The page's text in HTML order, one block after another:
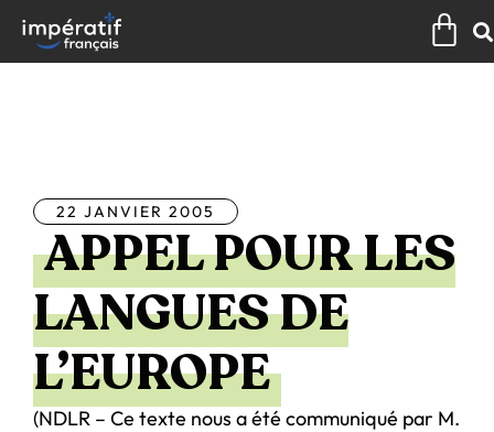
contenu
22 JANVIER 2005
APPEL POUR LES
LANGUES DE
L’EUROPE
(NDLR – Ce texte nous a été communiqué par M.